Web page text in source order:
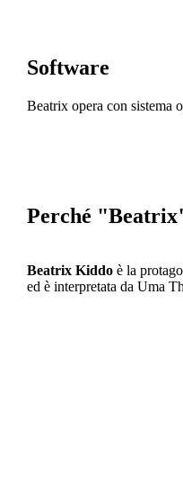
Software
Beatrix opera con sistema
Perché
Beatrix Kiddo è la
ed è interpretata da Uma